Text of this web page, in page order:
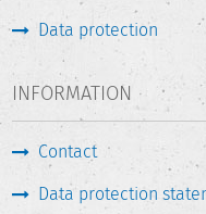
Data protection
INFORMATION
Contact
Data protection